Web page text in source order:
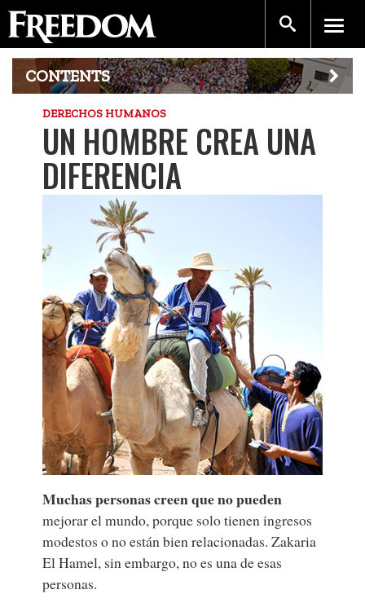
CONTENTS
DERECHOS HUMANOS
UN HOMBRE CREA UNA
DIFERENCIA
Muchas personas creen que no pueden
mejorar el mundo, porque solo tienen ingresos
modestos o no están bien relacionadas. Zakaria
El Hamel, sin embargo, no es una de esas
personas.